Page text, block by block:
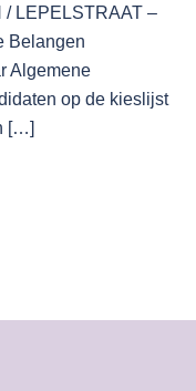
/ LEPELSTRAAT –
Belangen
Algemene
op de kieslijst
[…]